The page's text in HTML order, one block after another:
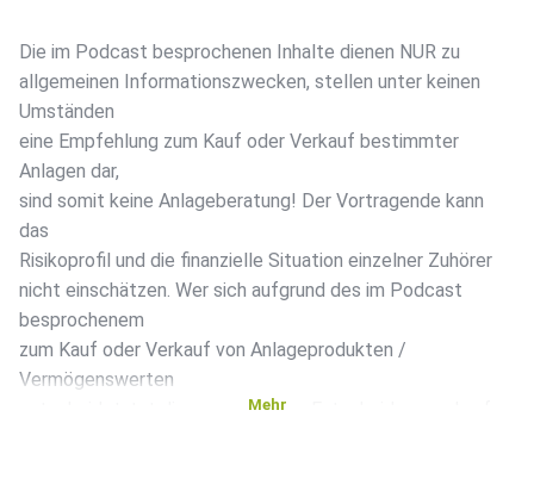
Die im Podcast besprochenen Inhalte dienen NUR zu
allgemeinen Informationszwecken, stellen unter keinen
Umständen
eine Empfehlung zum Kauf oder Verkauf bestimmter
Anlagen dar,
sind somit keine Anlageberatung! Der Vortragende kann
das
Risikoprofil und die finanzielle Situation einzelner Zuhörer
nicht einschätzen. Wer sich aufgrund des im Podcast
besprochenem
zum Kauf oder Verkauf von Anlageprodukten /
Vermögenswerten
entscheidet, tut diese aus eigener Entscheidung und auf
Mehr